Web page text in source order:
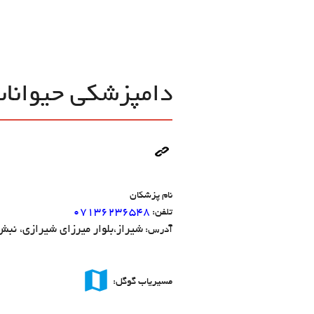
دامپزشکی
نام پزشکان
تلفن: ۰۷۱۳۶۲۳۶۵۴۸
آدرس: شیراز،بلوار میرزای شیرازی، نبش
مسیریاب گوگل: map